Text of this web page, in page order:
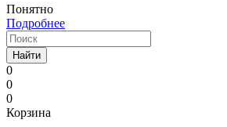
Понятно
Подробнее
Найти
0
0
0
Корзина